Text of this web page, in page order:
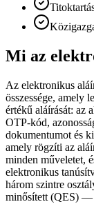
Mi az
Az elektronikus
összessége, amely
értékű aláírását: az
OTP-kód,
dokumentumot és
amely rögzíti az
minden műveletet,
elektronikus
három szintre
minősített (QES) —